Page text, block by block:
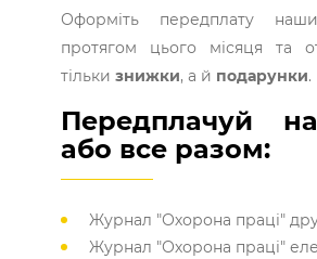
Оформіть передплату
протягом цього місяця та
тільки знижки, а й подарунки.
Передплачуй
або все разом:
Журнал "Охорона праці"
Журнал "Охорона праці"